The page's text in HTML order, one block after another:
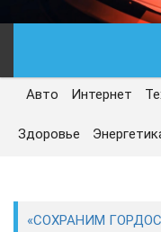
ГЛАВНАЯ
СЕГОДНЯ
Авто Интернет
Здоровье
«СОХРАНИМ